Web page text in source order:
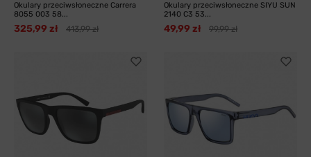
Okulary przeciwsłoneczne Carrera
8055 003 58...
325,99 zł 413,99 zł
Okulary przeciwsłoneczne SIYU SUN
2140 C3 53...
49,99 zł 99,99 zł